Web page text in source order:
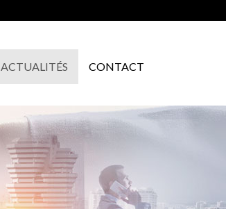
ACTUALITÉS CONTACT